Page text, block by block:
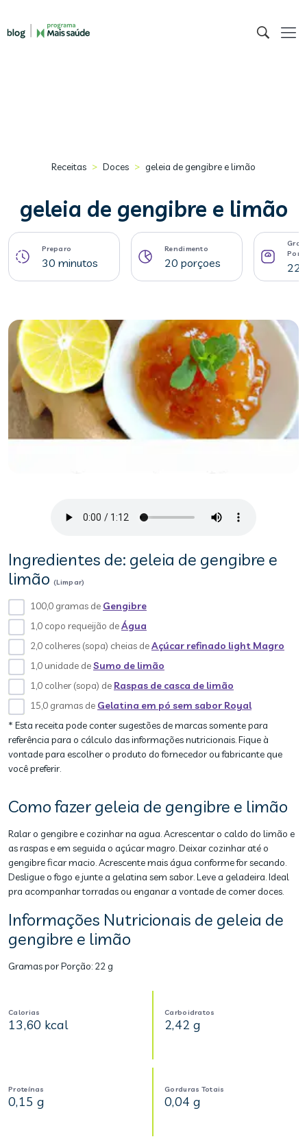
Receitas > Doces > geleia de gengibre e limão
geleia de gengibre e limão
Preparo
30 minutos
Rendimento
20 porçoes 22
Ingredientes de: geleia de gengibre e
limão (Limpar)
100,0 gramas de Gengibre
1,0 copo requeijão deÁgua
2,0 colheres (sopa) cheias deAçúcar refinado light Magro
1,0 unidade deSumo de limão
1,0 colher (sopa) de Raspas de casca de limão
15,0 gramas de Gelatina em pó sem sabor Royal
* Esta receita pode conter sugestões de marcas somente para
referência para o cálculo das informações nutricionais. Fique à
vontade para escolher o produto do fornecedor ou fabricante que
você preferir.
Como fazer geleia de gengibre e limão
Ralar o gengibre e cozinhar na agua. Acrescentar o caldo do limão e
as raspas e em seguida o açúcar magro. Deixar cozinhar até o
gengibre ficar macio. Acrescente mais água conforme for secando.
Desligue o fogo e junte a gelatina sem sabor. Leve a geladeira. Ideal
pra acompanhar torradas ou enganar a vontade de comer doces.
Informações Nutricionais de geleia de
gengibre e limão
Gramas por Porção: 22 g
Calorias
13,60 kcal
Carboidratos
2,42 g
Proteínas
0,15 g
Gorduras Totais
0,04 g